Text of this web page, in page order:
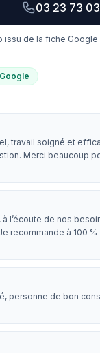
03 23 73
issu de la fiche
travail soigné et
Merci beaucoup
l’écoute de nos
recommande à 100 %
personne de bon